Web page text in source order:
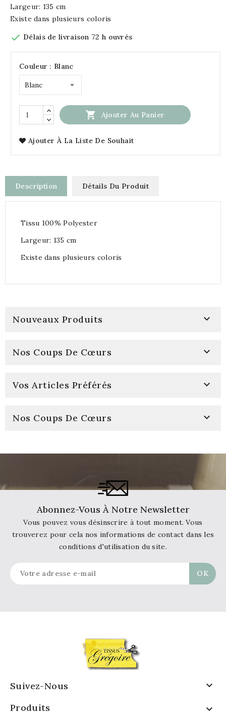
Largeur: 135 cm
Existe dans plusieurs coloris
 Délais de livraison 72 h ouvrés
Couleur : Blanc
 Ajouter Au Panier
Ajouter À La Liste De Souhait
Description Détails Du Produit
Tissu 100% Polyester
Largeur: 135 cm
Existe dans plusieurs coloris
Nouveaux Produits 
Nos Coups De Cœurs 
Vos Articles Préférés 
Nos Coups De Cœurs 
Abonnez-Vous À Notre Newsletter
Vous pouvez vous désinscrire à tout moment. Vous
trouverez pour cela nos informations de contact dans les
conditions d'utilisation du site.
Suivez-Nous 
Produits 